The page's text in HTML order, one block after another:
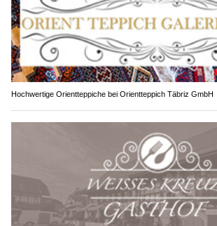
Hochwertige Orientteppiche bei Orientteppich Täbriz GmbH